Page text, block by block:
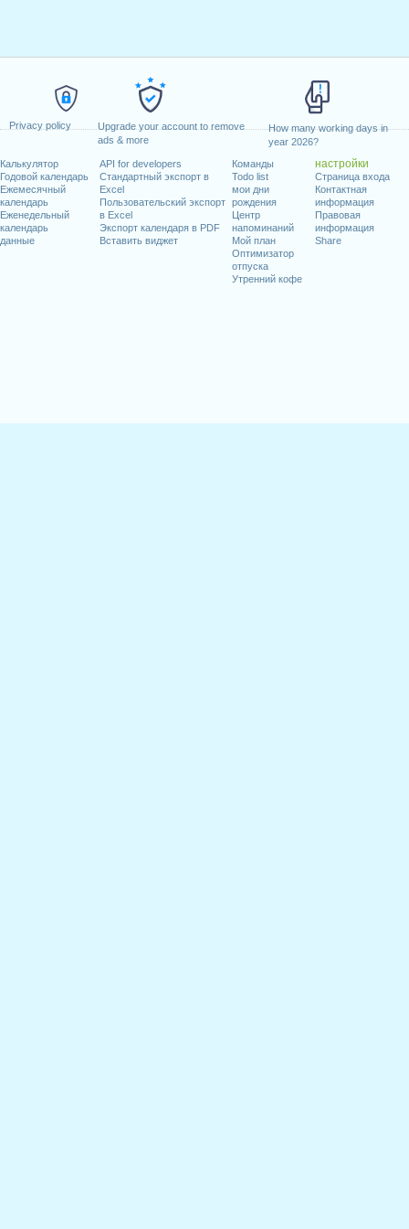
Privacy policy
Upgrade your account to remove
ads & more
How many working days in
year 2026?
Калькулятор
Годовой календарь
Ежемесячный
календарь
Еженедельный
календарь
данные
API for developers
Стандартный экспорт в
Excel
Пользовательский экспорт
в Excel
Экспорт календаря в PDF
Вставить виджет
Команды
Todo list
мои дни
рождения
Центр
напоминаний
Мой план
Оптимизатор
отпуска
Утренний кофе
настройки
Страница входа
Контактная
информация
Правовая
информация
Share